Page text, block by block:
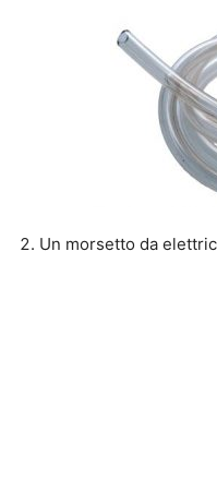
Un morsetto da